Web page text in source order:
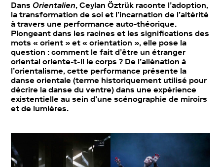
Dans Orientalien, Ceylan Öztrük raconte l’adoption,
la transformation de soi et l’incarnation de l’altérité
à travers une performance auto-théorique.
Plongeant dans les racines et les significations des
mots « orient » et « orientation », elle pose la
question : comment le fait d’être un étranger
oriental oriente-t-il le corps ? De l’aliénation à
l’orientalisme, cette performance présente la
danse orientale (terme historiquement utilisé pour
décrire la danse du ventre) dans une expérience
existentielle au sein d’une scénographie de miroirs
et de lumières.